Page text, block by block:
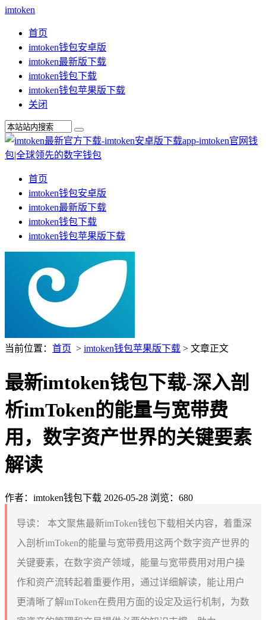
imtoken
首页
imtoken钱包安卓版
imtoken最新版下载
imtoken钱包下载
imtoken钱包苹果版下载
关闭
首页
imtoken钱包安卓版
imtoken最新版下载
imtoken钱包下载
imtoken钱包苹果版下载
当前位置： 首页 > imtoken钱包苹果版下载 > 文章正文
最新imtoken钱包下载-深入剖
析imToken的能量与宽带费
用，数字资产世界的关键要素
解读
作者：imtoken钱包下载 2026-05-28 浏览：680
导读：
本文聚焦最新imToken钱包下载相关内容，着重深
入剖析imToken的能量与宽带费用这两个数字资产世界的
关键要素，在数字资产领域，能量与宽带费用对用户操
作和资产流转起着重要作用，通过详细解读，能让用户
更清晰了解imToken在费用方面的设定及运行机制，为数